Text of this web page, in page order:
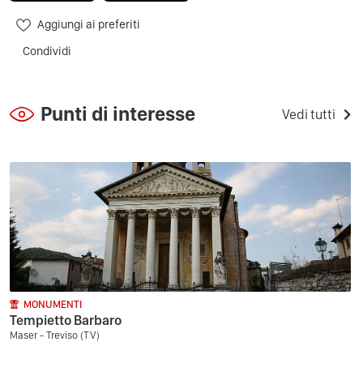
Aggiungi ai preferiti
Condividi
Punti di interesse Vedi tutti
MONUMENTI
Tempietto Barbaro
Maser - Treviso (TV)